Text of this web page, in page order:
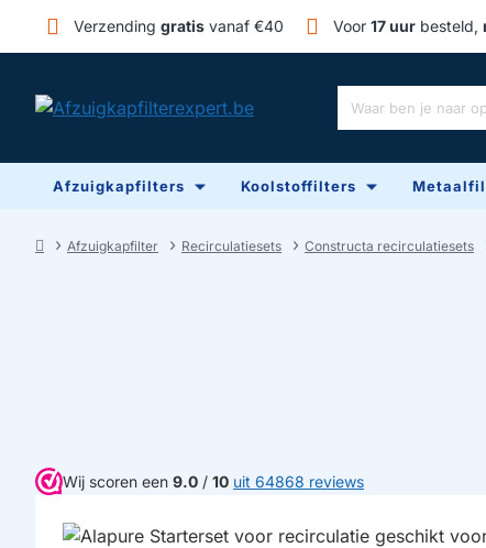
Verzending gratis vanaf €40 Voor 17 uur besteld,
Waar
je
naar
Afzuigkapfilters Koolstoffilters
Afzuigkapfilter Recirculatiesets Constructa recirculatiesets
Wij scoren een 9.0 / 10 uit 64868 reviews